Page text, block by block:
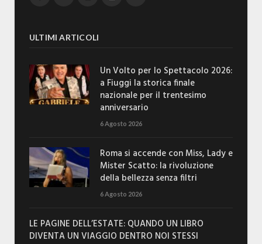
ULTIMI ARTICOLI
Un Volto per lo Spettacolo 2026:
a Fiuggi la storica finale
nazionale per il trentesimo
anniversario
6 Agosto 2026
Roma si accende con Miss, Lady e
Mister Scatto: la rivoluzione
della bellezza senza filtri
6 Agosto 2026
LE PAGINE DELL’ESTATE: QUANDO UN LIBRO
DIVENTA UN VIAGGIO DENTRO NOI STESSI